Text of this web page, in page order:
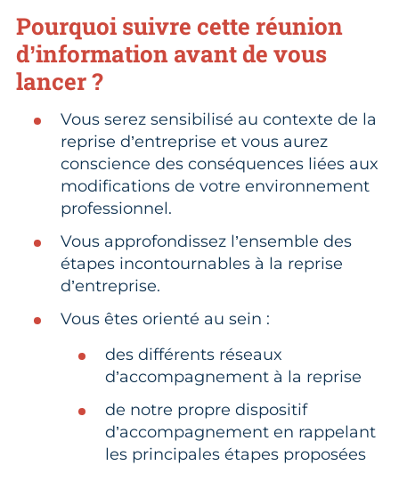
Pourquoi suivre cette réunion
d’information avant de vous
lancer ?
Vous serez sensibilisé au contexte de la
reprise d’entreprise et vous aurez
conscience des conséquences liées aux
modifications de votre environnement
professionnel.
Vous approfondissez l’ensemble des
étapes incontournables à la reprise
d’entreprise.
Vous êtes orienté au sein :
des différents réseaux
d’accompagnement à la reprise
de notre propre dispositif
d’accompagnement en rappelant
les principales étapes proposées